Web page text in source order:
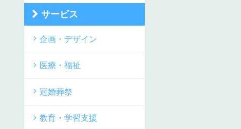
サービス
企画・デザイン
医療・福祉
冠婚葬祭
教育・学習支援